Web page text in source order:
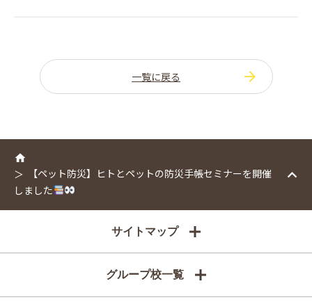
一覧に戻る
【ペット防災】ヒトとペットの防災手帳セミナーを開催
しました
サイトマップ
グループ校一覧